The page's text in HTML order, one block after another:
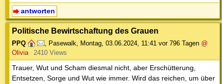
antworten
Politische Bewirtschaftung des Grauen
PPQ , Pasewalk, Montag, 03.06.2024, 11:41 vor 796 Tagen @
Olivia
2410 Views
Trauer, Wut und Scham diesmal nicht, aber Erschütterung,
Entsetzen, Sorge und Wut wie immer. Wird das reichen, um über